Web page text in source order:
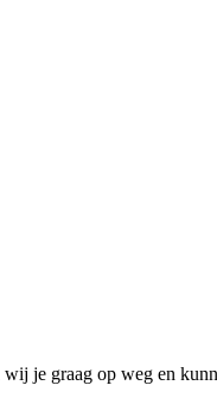
je graag op weg en